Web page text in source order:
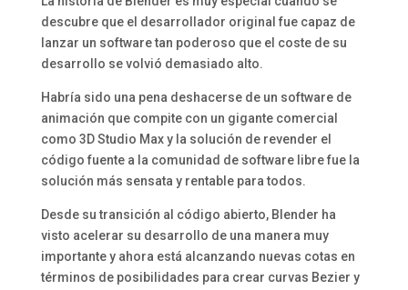
descubre que el desarrollador original fue capaz de
lanzar un software tan poderoso que el coste de su
desarrollo se volvió demasiado alto.
Habría sido una pena deshacerse de un software de
animación que compite con un gigante comercial
como 3D Studio Max y la solución de revender el
código fuente a la comunidad de software libre fue la
solución más sensata y rentable para todos.
Desde su transición al código abierto, Blender ha
visto acelerar su desarrollo de una manera muy
importante y ahora está alcanzando nuevas cotas en
términos de posibilidades para crear curvas Bezier y